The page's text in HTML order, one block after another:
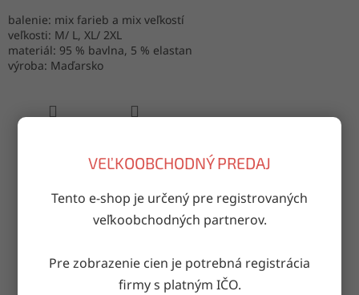
VEĽKOOBCHODNÝ PREDAJ
Tento e-shop je určený pre registrovaných
veľkoobchodných partnerov.
Pre zobrazenie cien je potrebná registrácia
firmy s platným IČO.
balenie: mix farieb a mix veľkostí
veľkosti: M/ L, XL/ 2XL
materiál: 95 % bavlna, 5 % elastan
výroba: Maďarsko
Doručenie do druhého dňa
na akúkoľvek adresu
Garancia doručenia